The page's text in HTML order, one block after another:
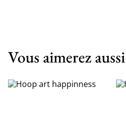
Vous aimerez aussi